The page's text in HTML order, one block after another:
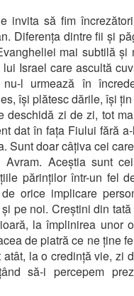
invita să fim
Diferența dintre fii și
mai subtilă și
Israel care ascultă
l urmează în
își plătesc dările, își
deschidă zi de zi, tot
dat în fața Fiului fără
Sunt doar câțiva cei
Avram. Aceștia sunt
părinților într-un fel
orice implicare
pe noi. Creștini din
la împlinirea unor
de piatră ce ne ține
la o credință vie, zi
să-i percepem